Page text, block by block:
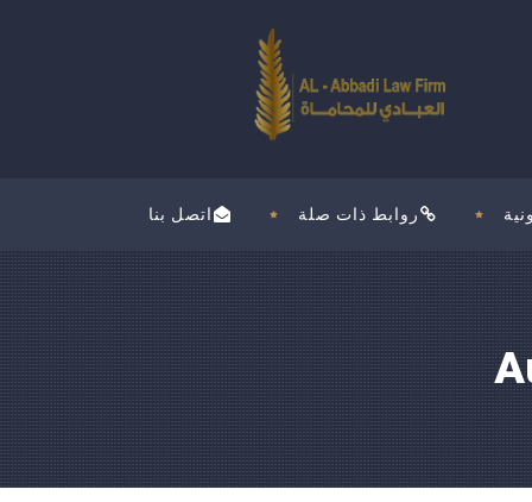
اتصل بنا روابط ذات صلة